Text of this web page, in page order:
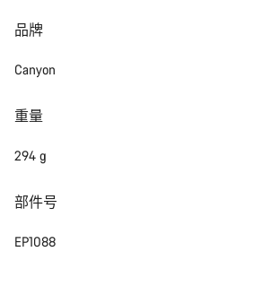
品牌
Canyon
重量
294 g
部件号
EP1088